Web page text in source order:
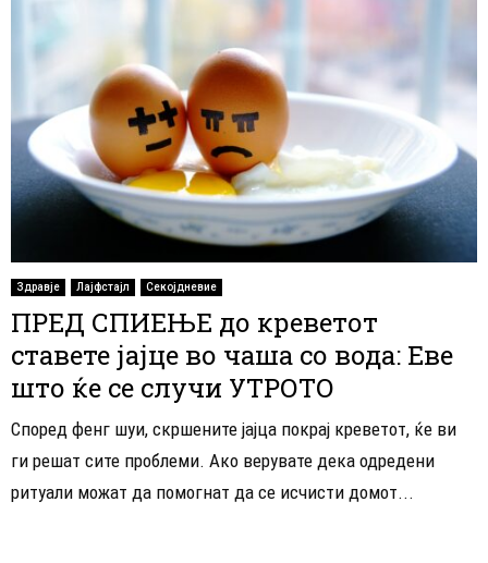
Здравје Лајфстајл Секојдневие
ПРЕД СПИЕЊЕ до креветот
ставете јајце во чаша со вода: Еве
што ќе се случи УТРОТО
Според фенг шуи, скршените јајца покрај креветот, ќе ви
ги решат сите проблеми. Ако верувате дека одредени
ритуали можат да помогнат да се исчисти домот...